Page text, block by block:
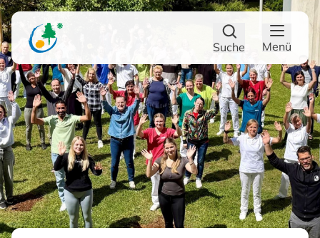
Zum Hauptinhalt
Zum Footer
Suche
Menü